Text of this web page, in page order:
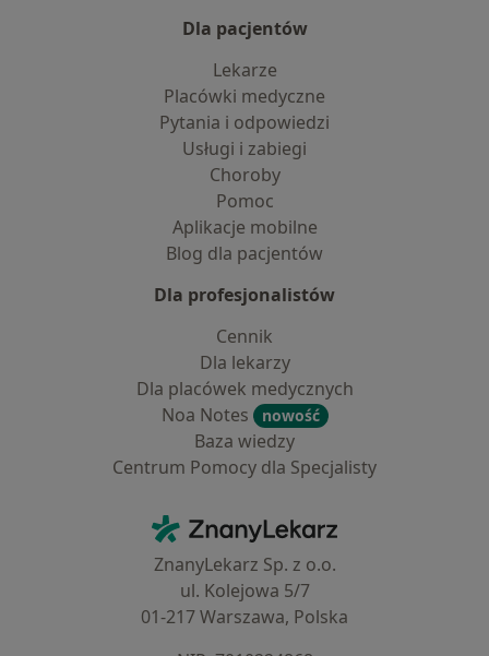
Dla pacjentów
Lekarze
Placówki medyczne
Pytania i odpowiedzi
Usługi i zabiegi
Choroby
Pomoc
Aplikacje mobilne
Blog dla pacjentów
Dla profesjonalistów
Cennik
Dla lekarzy
Dla placówek medycznych
Noa Notes
nowość
Baza wiedzy
Centrum Pomocy dla Specjalisty
ZnanyLekarz - Strona główna
ZnanyLekarz Sp. z o.o.
ul. Kolejowa 5/7
01-217 Warszawa, Polska